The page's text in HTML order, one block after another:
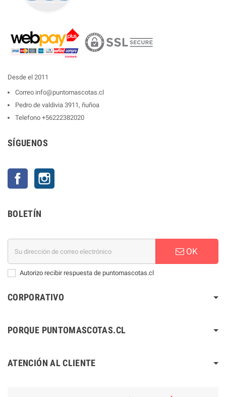
Desde el 2011
Correo info@puntomascotas.cl
Pedro de valdivia 3911, ñuñoa
Telefono +56222382020
SÍGUENOS
Facebook
BOLETÍN
OK
Autorizo recibir respuesta de puntomascotas.cl
CORPORATIVO
PORQUE PUNTOMASCOTAS.CL
ATENCIÓN AL CLIENTE